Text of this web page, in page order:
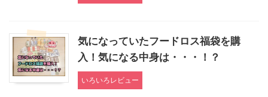
気になっていたフードロス福袋を購
入！気になる中身は・・・！？
いろいろレビュー